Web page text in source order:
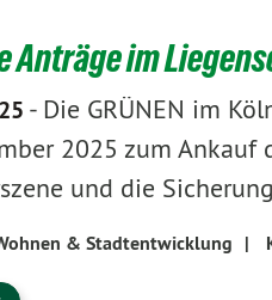
Anträge im
- Die GRÜNEN im
2025 zum
und die
& Stadtentwicklung |